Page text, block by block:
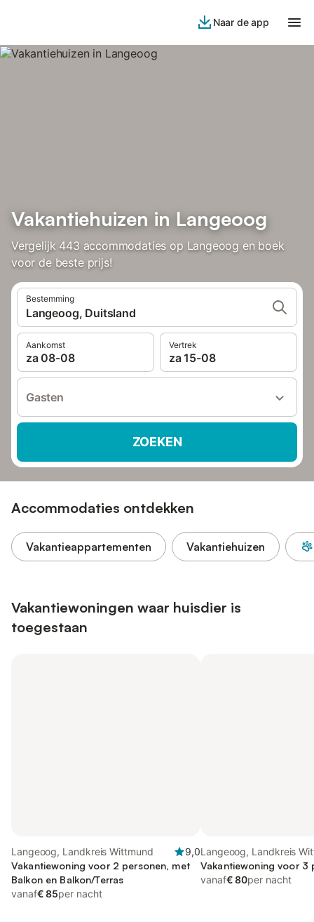
Naar de app
Vakantiehuizen in Langeoog
Vergelijk 443 accommodaties op Langeoog en boek
voor de beste prijs!
Bestemming
Langeoog, Duitsland
Aankomst
za 08-08
Vertrek
za 15-08
Gasten
ZOEKEN
Accommodaties ontdekken
Vakantieappartementen Vakantiehuizen
Vakantiewoningen waar huisdier is
toegestaan
Langeoog, Landkreis Wittmund
9,0
Vakantiewoning voor 2 personen, met
Balkon en Balkon/Terras
vanaf€ 85per nacht
Langeoog, Landkreis
Vakantiewoning voor 3
vanaf€ 80per nacht